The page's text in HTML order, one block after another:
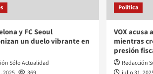
y FC Seoul
un duelo vibrante en
Sólo Actualidad
Política
VOX acusa
mientras
presión
Redacción